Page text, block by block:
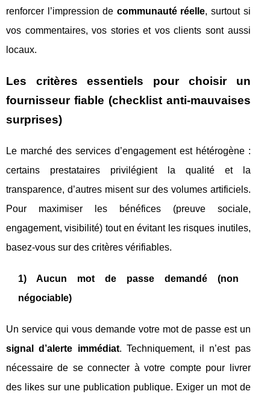
renforcer l’impression de communauté réelle, surtout si
vos commentaires, vos stories et vos clients sont aussi
locaux.
Les critères essentiels pour choisir un
fournisseur fiable (checklist anti-mauvaises
surprises)
Le marché des services d’engagement est hétérogène :
certains prestataires privilégient la qualité et la
transparence, d’autres misent sur des volumes artificiels.
Pour maximiser les bénéfices (preuve sociale,
engagement, visibilité) tout en évitant les risques inutiles,
basez-vous sur des critères vérifiables.
1) Aucun mot de passe demandé (non
négociable)
Un service qui vous demande votre mot de passe est un
signal d’alerte immédiat. Techniquement, il n’est pas
nécessaire de se connecter à votre compte pour livrer
des likes sur une publication publique. Exiger un mot de